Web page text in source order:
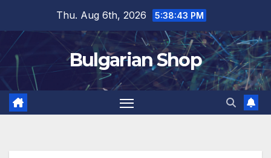
content
Thu. Aug 6th, 2026 5:38:44 PM
Bulgarian Shop